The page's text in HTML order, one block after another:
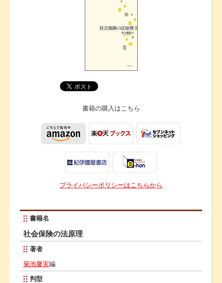
書籍の購入はこちら
プライバシーポリシーはこちらから
書籍名
社会保険の法原理
著者
菊池馨実編
判型